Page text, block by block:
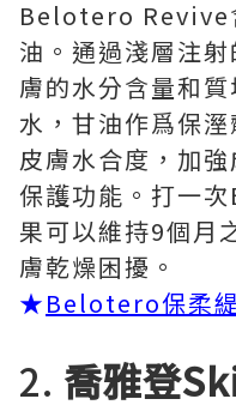
Belotero Revive
油。通過淺層注
膚的水分含量和
水，甘油作爲保
皮膚水合度，加
保護功能。打一
果可以維持9個月
膚乾燥困擾。
★Belotero保柔
2. 喬雅登